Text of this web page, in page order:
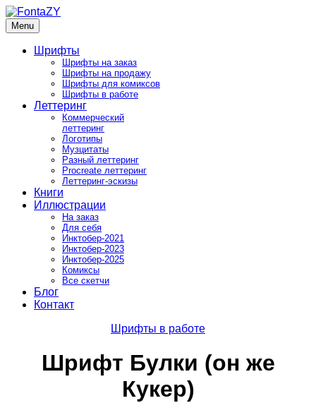
Skip
to
content
FontaZY
Fonts and pictures by Zakhar Yaschin
Menu
Шрифты
Шрифты на заказ
Шрифты на продажу
Шрифты для комиксов
Шрифты в работе
Леттеринг
Коммерческий
леттеринг
Логотипы
Музцитаты
Разный леттеринг
Procreate леттеринг
Леттеринг-эскизы
Книги
Иллюстрации
На заказ
Для себя
Инктобер-2021
Инктобер-2023
Инктобер-2025
Комиксы
Все скетчи
Блог
Контакт
Шрифты в работе
Шрифт Булки (он же
Кукер)